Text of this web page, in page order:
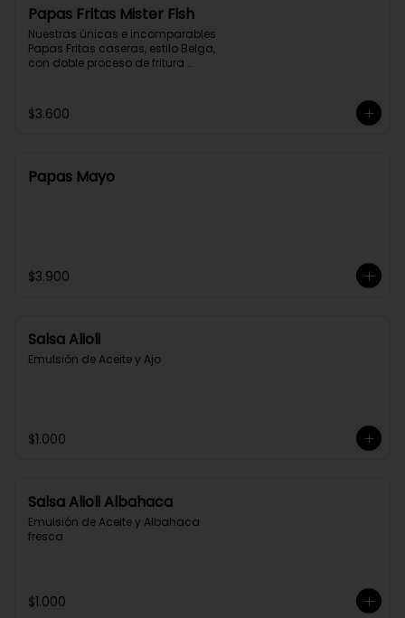
Papas Fritas Mister Fish
Nuestras únicas e incomparables
Papas Fritas caseras, estilo Belga,
con doble proceso de fritura
$3.600
Papas Mayo
$3.900
Salsa Alioli
Emulsión de Aceite y Ajo
$1.000
Salsa Alioli Albahaca
Emulsión de Aceite y Albahaca
fresca
$1.000